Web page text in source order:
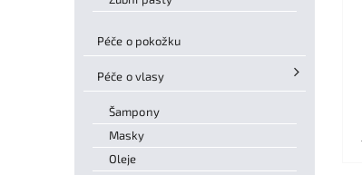
Péče o pokožku
Péče o vlasy
Šampony
Masky
Oleje